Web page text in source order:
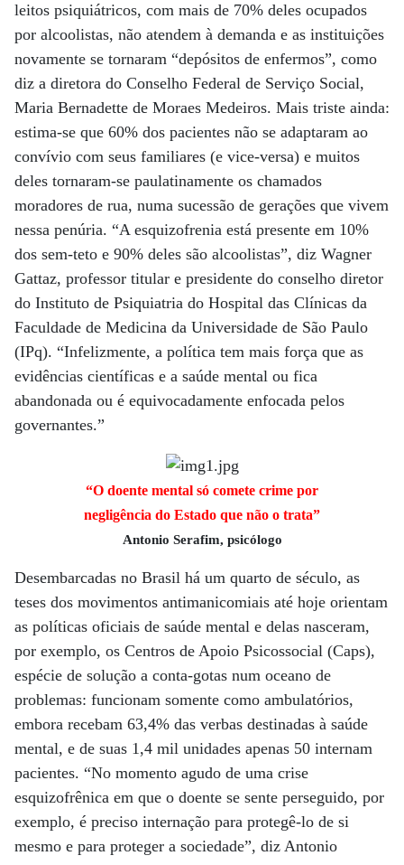
leitos psiquiátricos, com mais de 70% deles ocupados
por alcoolistas, não atendem à demanda e as instituições
novamente se tornaram “depósitos de enfermos”, como
diz a diretora do Conselho Federal de Serviço Social,
Maria Bernadette de Moraes Medeiros. Mais triste ainda:
estima-se que 60% dos pacientes não se adaptaram ao
convívio com seus familiares (e vice-versa) e muitos
deles tornaram-se paulatinamente os chamados
moradores de rua, numa sucessão de gerações que vivem
nessa penúria. “A esquizofrenia está presente em 10%
dos sem-teto e 90% deles são alcoolistas”, diz Wagner
Gattaz, professor titular e presidente do conselho diretor
do Instituto de Psiquiatria do Hospital das Clínicas da
Faculdade de Medicina da Universidade de São Paulo
(IPq). “Infelizmente, a política tem mais força que as
evidências científicas e a saúde mental ou fica
abandonada ou é equivocadamente enfocada pelos
governantes.”
“O doente mental só comete crime por
negligência do Estado que não o trata”
Antonio Serafim, psicólogo
Desembarcadas no Brasil há um quarto de século, as
teses dos movimentos antimanicomiais até hoje orientam
as políticas oficiais de saúde mental e delas nasceram,
por exemplo, os Centros de Apoio Psicossocial (Caps),
espécie de solução a conta-gotas num oceano de
problemas: funcionam somente como ambulatórios,
embora recebam 63,4% das verbas destinadas à saúde
mental, e de suas 1,4 mil unidades apenas 50 internam
pacientes. “No momento agudo de uma crise
esquizofrênica em que o doente se sente perseguido, por
exemplo, é preciso internação para protegê-lo de si
mesmo e para proteger a sociedade”, diz Antonio